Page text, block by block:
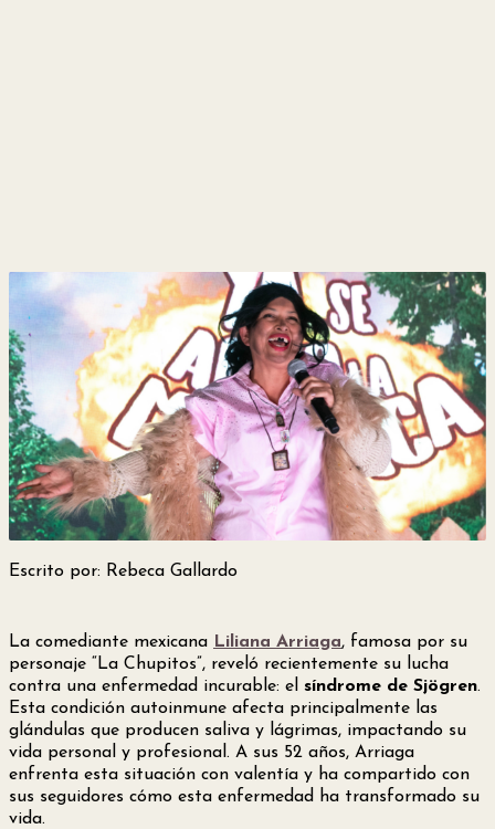
Escrito por: Rebeca Gallardo
La comediante mexicana Liliana Arriaga, famosa por su
personaje “La Chupitos”, reveló recientemente su lucha
contra una enfermedad incurable: el síndrome de Sjögren.
Esta condición autoinmune afecta principalmente las
glándulas que producen saliva y lágrimas, impactando su
vida personal y profesional. A sus 52 años, Arriaga
enfrenta esta situación con valentía y ha compartido con
sus seguidores cómo esta enfermedad ha transformado su
vida.